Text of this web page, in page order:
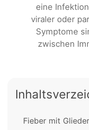
eine
viraler oder
Symptome
zwischen
Fieber mit